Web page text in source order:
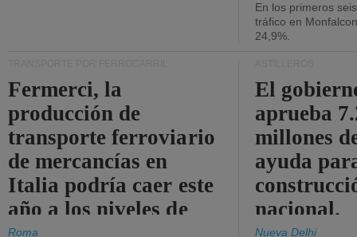
En los primeros
tráfico en
24,9%.
Fermerci, la
producción de
transporte ferroviario
de mercancías en
Italia podría caer este
año a los niveles de
Roma
El
aprueba
millones
ayuda
nacional.
Nueva Delhi